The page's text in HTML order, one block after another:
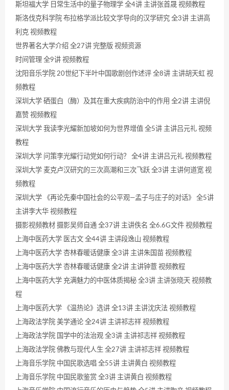
斯坦福大学 日常生活中的量子物理学 全4讲 主讲张首晟 视频教程
斯洛伐克科学院 布拉格学派比较文学导向的汉学研究 全3讲 主讲高
利克 视频教程
世界著名大学介绍 全27讲 完整版 视频资源
时间管理 全9讲 视频教程
沈阳音乐学院 20世纪下半叶中国歌剧创作述评 全8讲 主讲胡天虹 视
频教程
深圳大学 硒蛋白（酶）及其在重大疾病防治中的作用 全2讲 主讲倪
嘉赞 视频教程
深圳大学 我读李光耀新加坡如何为世界增值 全5讲 主讲吕元礼 视频
教程
深圳大学 问策李光耀行动党如何行动？ 全4讲 主讲吕元礼 视频教程
深圳大学 麦克卢汉研究的三次高潮和三次飞跃 全3讲 主讲何道宽 视
频教程
深圳大学 《再论先秦中国社会的公平观—孟子与庄子的对话》 全5讲
主讲李大华 视频教程
摄影视频教材 摄影吴师自通 全37讲 主讲佚名 全6.6G文件 视频教程
上海中医药大学 医古文 全44讲 主讲段逸山 视频教程
上海中医药大学 杏林春暖话健康 全3讲 主讲朱国苗 视频教程
上海中医药大学 杏林春暖话健康 全2讲 主讲钟薏 视频教程
上海中医药大学 充满魅力的中医体质揭秘 全3讲 主讲张晓天 视频教
程
上海中医药大学 《温热论》选讲 全13讲 主讲沈庆法 视频教程
上海政法学院 美学通论 全24讲 主讲祁志祥 视频教程
上海政法学院 国学中的法治观 全3讲 主讲祁志祥 视频教程
上海政法学院 佛教与现代人生 全27讲 主讲祁志祥 视频教程
上海音乐学院 中国民歌选唱 全55讲 主讲黄白 视频教程
上海音乐学院 中国民歌鉴赏 全3讲 主讲黄白 视频教程